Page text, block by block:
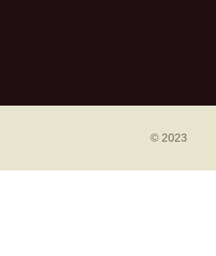
© 2023